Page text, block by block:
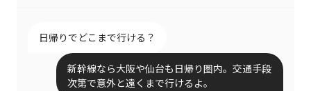
日帰りでどこまで行ける？
新幹線なら大阪や仙台も日帰り圏内。交通手段
次第で意外と遠くまで行けるよ。